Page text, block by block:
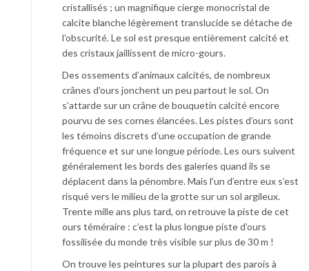
cristallisés ; un magnifique cierge monocristal de
calcite blanche légèrement translucide se détache de
l’obscurité. Le sol est presque entièrement calcité et
des cristaux jaillissent de micro-gours.
Des ossements d’animaux calcités, de nombreux
crânes d’ours jonchent un peu partout le sol. On
s’attarde sur un crâne de bouquetin calcité encore
pourvu de ses cornes élancées. Les pistes d’ours sont
les témoins discrets d’une occupation de grande
fréquence et sur une longue période. Les ours suivent
généralement les bords des galeries quand ils se
déplacent dans la pénombre. Mais l’un d’entre eux s’est
risqué vers le milieu de la grotte sur un sol argileux.
Trente mille ans plus tard, on retrouve la piste de cet
ours téméraire : c’est la plus longue piste d’ours
fossilisée du monde très visible sur plus de 30 m !
On trouve les peintures sur la plupart des parois à